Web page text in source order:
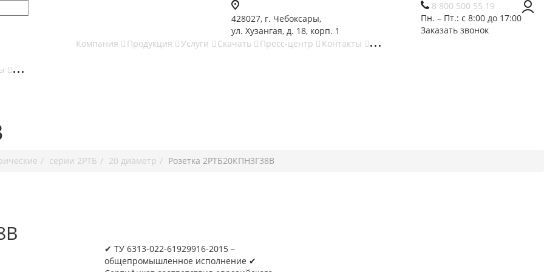
8 800 500 55 19
Пн. – Пт.: с 8:00 до 17:00
Заказать звонок
428027, г. Чебоксары,
ул. Хузангая, д. 18, корп. 1
Компания
Продукция Услуги Скачать Пресс-центр Контакты
серии 2РТБ 20 диаметр Розетка 2РТБ20КПН3Г38В
✔ ТУ 6313-022-61929916-2015 –
общепромышленное исполнение ✔